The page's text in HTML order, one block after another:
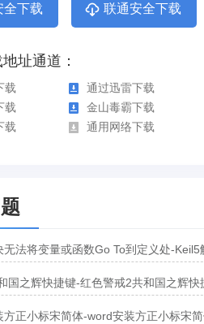
全下载 联通安全下载
址通道：
载
通过迅雷下载
载
金山毒霸下载
载
通用网络下载
无法将变量或函数Go To到定义处-Keil5
国之辉快捷键-红色警戒2共和国之辉快
方正小标宋简体-word安装方正小标宋